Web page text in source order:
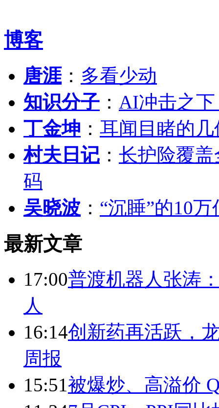
博客
唐涯： 多看少动
知识分子 ： AI冲击之
丁金坤 ： 耳闻目睹的
村夫日记 ： 长护险覆
码
吴晓波 ： “沉睡”的10
最新文章
17:00普渡机器人张涛
人
16:14创新药再活跃，
周报
15:51被爆炒、高溢价